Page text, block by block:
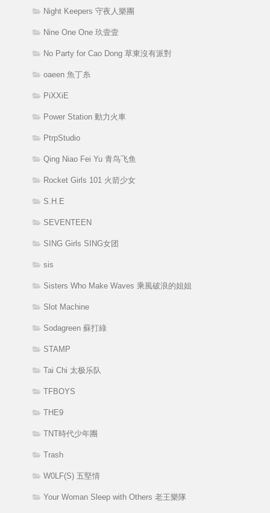
Night Keepers 守夜人樂團
Nine One One 玖壹壹
No Party for Cao Dong 草東沒有派對
oaeen 魚丁糸
PiXXiE
Power Station 動力火車
PtrpStudio
Qing Niao Fei Yu 青鸟飞鱼
Rocket Girls 101 火箭少女
S.H.E
SEVENTEEN
SING Girls SING女团
sis
Sisters Who Make Waves 乘風破浪的姐姐
Slot Machine
Sodagreen 蘇打綠
STAMP
Tai Chi 太极乐队
TFBOYS
THE9
TNT時代少年團
Trash
W0LF(S) 五堅情
Your Woman Sleep with Others 老王樂隊